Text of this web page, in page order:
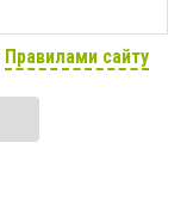
Правилами сайту